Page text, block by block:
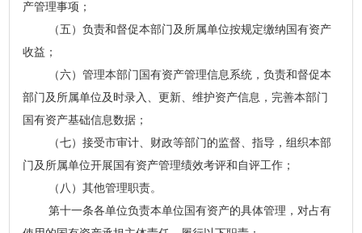
产管理事项；
（五）负责和督促本部门及所属单位按规定缴纳国有资产
收益；
（六）管理本部门国有资产管理信息系统，负责和督促本
部门及所属单位及时录入、更新、维护资产信息，完善本部门
国有资产基础信息数据；
（七）接受市审计、财政等部门的监督、指导，组织本部
门及所属单位开展国有资产管理绩效考评和自评工作；
（八）其他管理职责。
第十一条各单位负责本单位国有资产的具体管理，对占有